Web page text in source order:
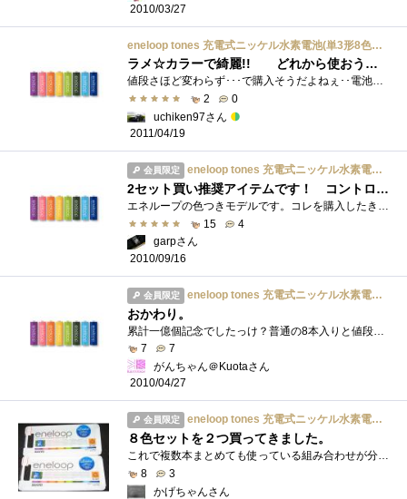
2010/03/27
eneloop tones 充電式ニッケル水素電池(単3形8色カラーパック) HR-3UTGA-8TN
ラメ☆カラーで綺麗!! どれから使おうか･･･
値段さほど変わらず･･･で購入そうだよねぇ･･電池ってこんなアイデア必要ですよねぇ色が付いていれば色んな区分も出来るし、例えば家族�...
2
0
uchiken97さん
2011/04/19
会員限定 eneloop tones 充電式ニッケル水素電池(単3形8色カラーパック) HR-3UTGA-8TN
2セット買い推奨アイテムです！ コントローラーでの利用時に色分けは便利だよ！！
エネループの色つきモデルです。コレを購入したきっかけは、エネループって（あたりまえですが）全部一緒の面構えなので充電済みとか同じ回�...
15
4
garpさん
2010/09/16
会員限定 eneloop tones 充電式ニッケル水素電池(単3形8色カラーパック) HR-3UTGA-8TN
おかわり。
7
7
がんちゃん＠Kuotaさん
2010/04/27
会員限定 eneloop tones 充電式ニッケル水素電池(単3形8色カラーパック) HR-3UTGA-8TN
８色セットを２つ買ってきました。
これで複数本まとめても使っている組み合わせが分かります（ｗ今まで使用済みをまとめているとどれとどれがセットで使っていた（同じぐらい�...
8
3
かげちゃんさん